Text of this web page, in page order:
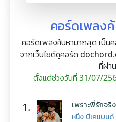
คอร์ดเพลง
คอร์ดเพลงค้นหามากสุด เป็น
จากเว็บไซต์ดูคอร์ด
ที่ผ่า
ตั้งแต่ช่วงวันที่ 31/07/
1. เพราะพี่รักจริง
หนึ่ง บีเคแบนด์